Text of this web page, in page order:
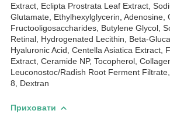
Extract, Eclipta Prostrata Leaf Extract,
Glutamate, Ethylhexylglycerin, Adenosine,
Fructooligosaccharides, Butylene Glycol,
Retinal, Hydrogenated Lecithin, Beta-
Hyaluronic Acid, Centella Asiatica Extract,
Extract, Ceramide NP, Tocopherol,
Leuconostoc/Radish Root Ferment
8, Dextran
Приховати